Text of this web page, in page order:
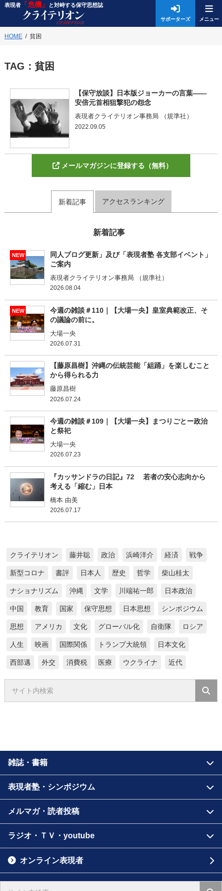
表現者「危機」 と対峙する保守思想誌
サポーターズ
HOME 貧困
TAG： 貧困
【保守放談】日本版ジョーカーの言葉――
安倍元首相狙撃犯の怨念
表現者クライテリオン事務局 （規準社）
2022.09.05
メールマガジンに登録する（無料）
新着記事 アクセスランキング
新着記事
NEW
同人ブログ更新」及び「表現者塾 各支部イベント」
ご案内
表現者クライテリオン事務局 （規準社）
2026.08.04
NEW
今週の雑談＃110｜【大場一央】皇室典範改正、そ
の議論の前に。
大場一央
2026.07.31
【藤原昌樹】沖縄の伝統芸能「組踊」を楽しむこと
から得られる力
藤原昌樹
2026.07.24
今週の雑談＃109｜【大場一央】まつりごとー政治
と祭祀
大場一央
2026.07.23
『カッサンドラの日記』72 若者の安心志向から
考える「縮む」日本
橋本 由美
2026.07.17
クライテリオン 藤井聡 政治 浜崎洋介 経済 戦争
新型コロナ 書評 日本人 歴史 哲学 柴山桂太
ナショナリズム 沖縄 文学 川端祐一郎 日本政治
中国 教育 国家 保守思想 日本思想 シンポジウム
思想 アメリカ 文化 グローバル化 自衛隊 ロシア
人生 映画 国際関係 トランプ大統領 日本文化
西部邁 外交 消費税 医療 ウクライナ 近代
雑誌・書籍
表現者塾・シンポジウム
メルマガ・読者投稿
ラジオ・ＴＶ・youtube
オンライン表現者